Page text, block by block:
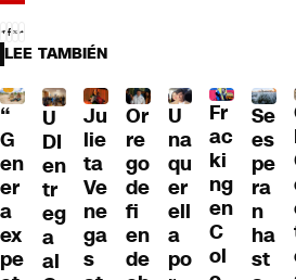
LEE TAMBIÉN
“
G
en
er
a
ex
pe
U
DI
en
tr
eg
a
al
Ju
lie
ta
Ve
ne
ga
s
Or
re
go
de
fi
en
de
U
na
qu
er
ell
a
po
Fr
ac
ki
ng
en
C
ol
Se
es
pe
ra
n
ha
st